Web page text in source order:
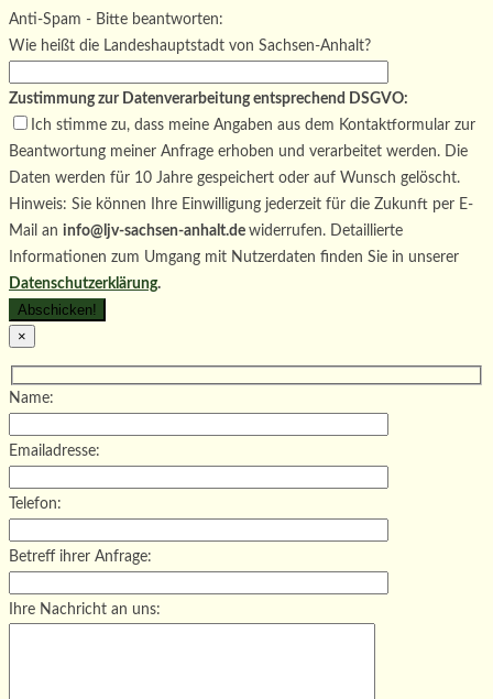
Bitte lasse dieses Feld leer.
Anti-Spam - Bitte beantworten:
Wie heißt die Landeshauptstadt von Sachsen-Anhalt?
Zustimmung zur Datenverarbeitung entsprechend DSGVO:
Ich stimme zu, dass meine Angaben aus dem Kontaktformular zur
Beantwortung meiner Anfrage erhoben und verarbeitet werden. Die
Daten werden für 10 Jahre gespeichert oder auf Wunsch gelöscht.
Hinweis: Sie können Ihre Einwilligung jederzeit für die Zukunft per E-
Mail an info@ljv-sachsen-anhalt.de widerrufen. Detaillierte
Informationen zum Umgang mit Nutzerdaten finden Sie in unserer
Datenschutzerklärung.
×
Name:
Emailadresse:
Telefon:
Betreff ihrer Anfrage:
Ihre Nachricht an uns: